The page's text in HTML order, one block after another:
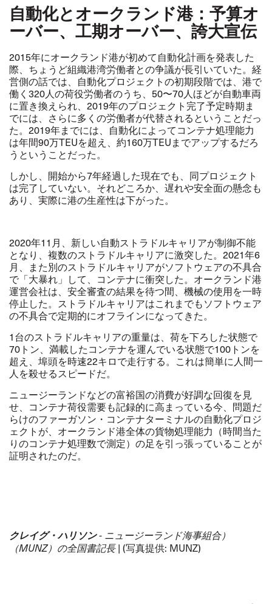
自動化とオークランド港：予算オ
ーバー、工期オーバー、誇大宣伝
2015年にオークランド港が初めて自動化計画を発表した
際、ちょうど組織港湾労働者との争議が長引いていた。経
営側の話では、自動化プロジェクトの初期段階では、港で
働く320人の荷役労働者のうち、50〜70人ほどが自動車両
に置き換えられ、2019年のプロジェクト完了予定時期ま
でには、さらに多くの労働者が代替されるということだっ
た。2019年までには、自動化によってコンテナ処理能力
は年間90万TEUを超え、約160万TEUまでアップするだろ
うということだった。
しかし、開始から7年経過した現在でも、同プロジェクト
は完了していない。それどころか、遅れや安全面の懸念も
あり、実際に港の生産性は下がった。
2020年11月、新しい自動ストラドルキャリアが制御不能
となり、複数のストラドルキャリアに激突した。2021年6
月、また別のストラドルキャリアがソフトウェアの不具合
で「大暴れ」して、コンテナに衝突した。オークランド港
運営会社は、安全審査の結果を待つ間、機械の使用を一時
停止した。ストラドルキャリアはこれまでもソフトウェア
の不具合で定期的にオフラインになってきた。
1台のストラドルキャリアの重量は、荷を下ろした状態で
70トン、満載したコンテナを運んでいる状態で100トンを
超え、埠頭を時速22キロで走行する。これは簡単に人間一
人を殺せるスピードだ。
ニュージーランドなどの富裕国の消費が好調な回復を見
せ、コンテナ荷役需要も記録的に高まっている今、問題だ
らけのファーガソン・コンテナターミナルの自動化プロジ
ェクトが、オークランド港全体の貨物処理能力（時間当た
りのコンテナ処理数で測定）の足を引っ張っていることが
証明されたのだ。
クレイグ・ハリソン- ニュージーランド海事組合）
（MUNZ）の全国書記長| (写真提供: MUNZ)